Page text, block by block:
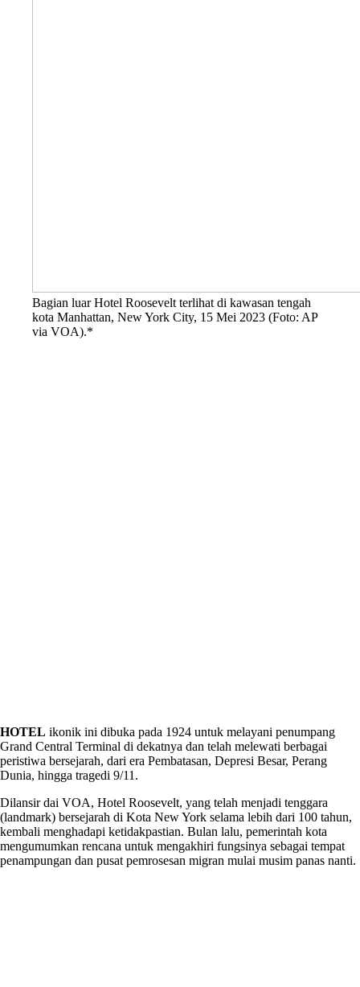
Bagian luar Hotel Roosevelt terlihat di kawasan tengah
kota Manhattan, New York City, 15 Mei 2023 (Foto: AP
via VOA).*
HOTEL ikonik ini dibuka pada 1924 untuk melayani penumpang
Grand Central Terminal di dekatnya dan telah melewati berbagai
peristiwa bersejarah, dari era Pembatasan, Depresi Besar, Perang
Dunia, hingga tragedi 9/11.
Dilansir dai VOA, Hotel Roosevelt, yang telah menjadi tenggara
(landmark) bersejarah di Kota New York selama lebih dari 100 tahun,
kembali menghadapi ketidakpastian. Bulan lalu, pemerintah kota
mengumumkan rencana untuk mengakhiri fungsinya sebagai tempat
penampungan dan pusat pemrosesan migran mulai musim panas nanti.